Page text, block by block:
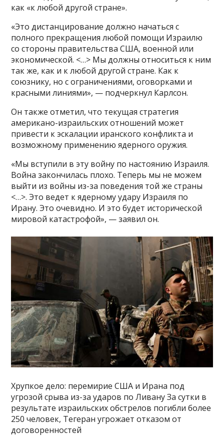
как «к любой другой стране».
«Это дистанцирование должно начаться с
полного прекращения любой помощи Израилю
со стороны правительства США, военной или
экономической. <…> Мы должны относиться к ним
так же, как и к любой другой стране. Как к
союзнику, но с ограничениями, оговорками и
красными линиями», — подчеркнул Карлсон.
Он также отметил, что текущая стратегия
американо-израильских отношений может
привести к эскалации иранского конфликта и
возможному применению ядерного оружия.
«Мы вступили в эту войну по настоянию Израиля.
Война закончилась плохо. Теперь мы не можем
выйти из войны из-за поведения той же страны
<…>. Это ведет к ядерному удару Израиля по
Ирану. Это очевидно. И это будет исторической
мировой катастрофой», — заявил он.
Хрупкое дело: перемирие США и Ирана под
угрозой срыва из-за ударов по Ливану За сутки в
результате израильских обстрелов погибли более
250 человек, Тегеран угрожает отказом от
договоренностей